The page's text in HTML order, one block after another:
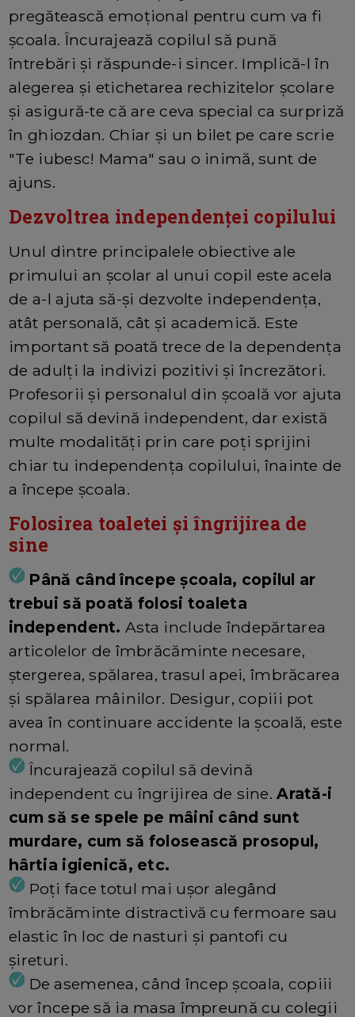
pregătească emoțional pentru cum va fi
școala. Încurajează copilul să pună
întrebări și răspunde-i sincer. Implică-l în
alegerea și etichetarea rechizitelor școlare
și asigură-te că are ceva special ca surpriză
în ghiozdan. Chiar și un bilet pe care scrie
"Te iubesc! Mama" sau o inimă, sunt de
ajuns.
Dezvoltrea independenței copilului
Unul dintre principalele obiective ale
primului an școlar al unui copil este acela
de a-l ajuta să-și dezvolte independența,
atât personală, cât și academică. Este
important să poată trece de la dependența
de adulți la indivizi pozitivi și încrezători.
Profesorii și personalul din școală vor ajuta
copilul să devină independent, dar există
multe modalități prin care poți sprijini
chiar tu independența copilului, înainte de
a începe școala.
Folosirea toaletei și îngrijirea de
sine
Până când începe școala, copilul ar
trebui să poată folosi toaleta
independent. Asta include îndepărtarea
articolelor de îmbrăcăminte necesare,
ștergerea, spălarea, trasul apei, îmbrăcarea
și spălarea mâinilor. Desigur, copiii pot
avea în continuare accidente la școală, este
normal.
Încurajează copilul să devină
independent cu îngrijirea de sine.Arată-i
cum să se spele pe mâini când sunt
murdare, cum să folosească prosopul,
hârtia igienică, etc.
Poți face totul mai ușor alegând
îmbrăcăminte distractivă cu fermoare sau
elastic în loc de nasturi și pantofi cu
șireturi.
De asemenea, când încep școala, copiii
vor începe să ia masa împreună cu colegii